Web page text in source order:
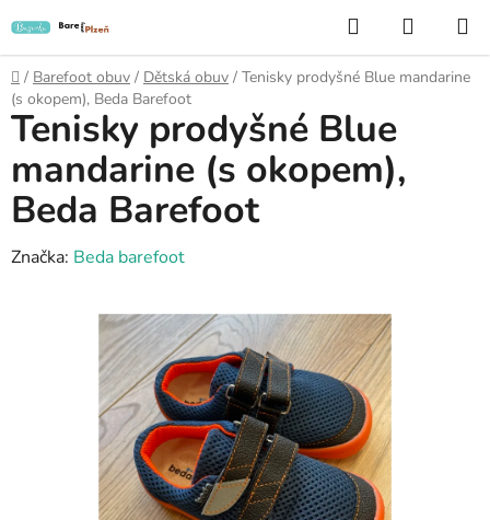
na
obsah
Hledat
KOŠÍK
Domů
/ Barefoot obuv / Dětská obuv / Tenisky prodyšné Blue mandarine
(s okopem), Beda Barefoot
Tenisky prodyšné Blue
mandarine (s okopem),
Beda Barefoot
Značka: Beda barefoot